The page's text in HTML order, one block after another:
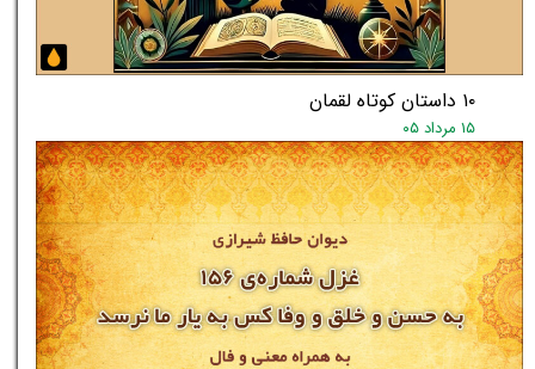
۱۰ داستان کوتاه لقمان
۱۵ مرداد ۰۵